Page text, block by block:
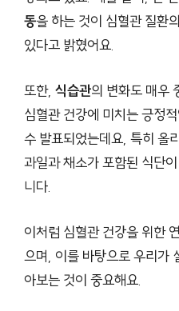
동을 하는 것이 심혈관 질
있다고 밝혔어요.
또한, 식습관의 변화도 매우
심혈관 건강에 미치는 긍정
수 발표되었는데요, 특히 올
과일과 채소가 포함된 식단
니다.
이처럼 심혈관 건강을 위한
으며, 이를 바탕으로 우리가
아보는 것이 중요해요.